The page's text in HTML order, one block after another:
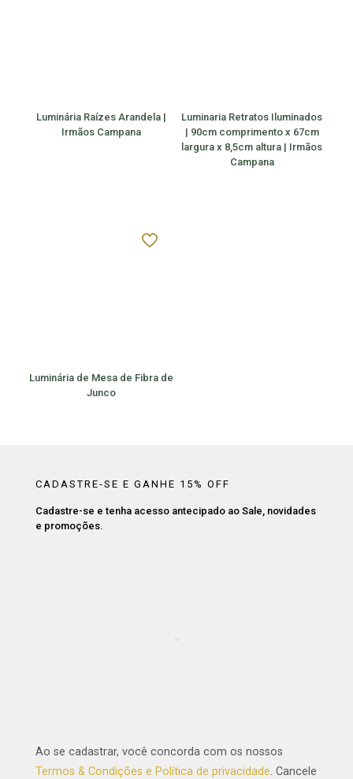
Luminária Raízes Arandela |
Irmãos Campana
Luminaria Retratos Iluminados
| 90cm comprimento x 67cm
largura x 8,5cm altura | Irmãos
Campana
Luminária de Mesa de Fibra de
Junco
CADASTRE-SE E GANHE 15% OFF
Cadastre-se e tenha acesso antecipado ao Sale, novidades
e promoções.
Ao se cadastrar, você concorda com os nossos
Termos & Condições e Política de privacidade. Cancele